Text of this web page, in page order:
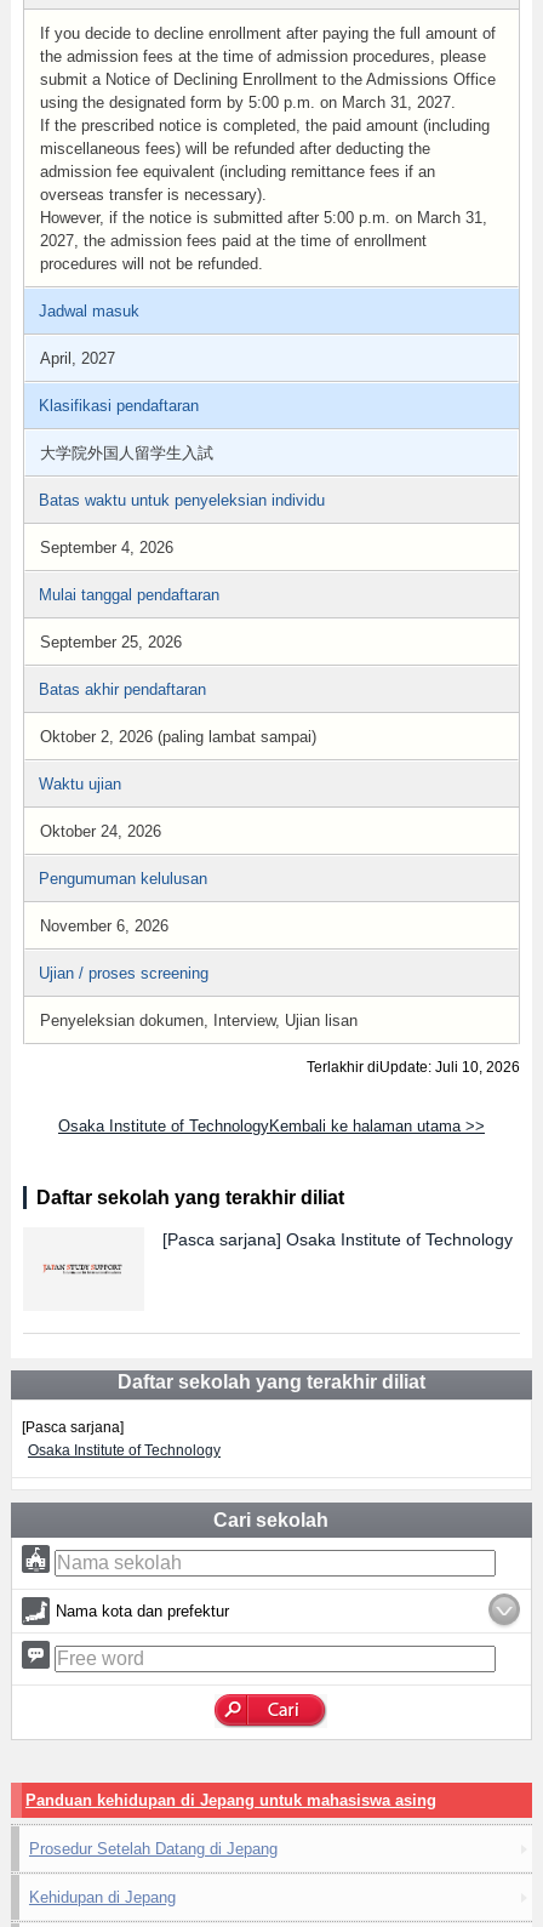
If you decide to decline enrollment after paying the full amount of
the admission fees at the time of admission procedures, please
submit a Notice of Declining Enrollment to the Admissions Office
using the designated form by 5:00 p.m. on March 31, 2027.
If the prescribed notice is completed, the paid amount (including
miscellaneous fees) will be refunded after deducting the
admission fee equivalent (including remittance fees if an
overseas transfer is necessary).
However, if the notice is submitted after 5:00 p.m. on March 31,
2027, the admission fees paid at the time of enrollment
procedures will not be refunded.
Jadwal masuk
April, 2027
Klasifikasi pendaftaran
大学院外国人留学生入試
Batas waktu untuk penyeleksian individu
September 4, 2026
Mulai tanggal pendaftaran
September 25, 2026
Batas akhir pendaftaran
Oktober 2, 2026 (paling lambat sampai)
Waktu ujian
Oktober 24, 2026
Pengumuman kelulusan
November 6, 2026
Ujian / proses screening
Penyeleksian dokumen, Interview, Ujian lisan
Terlakhir diUpdate: Juli 10, 2026
Osaka Institute of TechnologyKembali ke halaman utama >>
Daftar sekolah yang terakhir diliat
[Pasca sarjana] Osaka Institute of Technology
Daftar sekolah yang terakhir diliat
[Pasca sarjana]
Osaka Institute of Technology
Cari sekolah
Nama kota dan prefektur
Panduan kehidupan di Jepang untuk mahasiswa asing
Prosedur Setelah Datang di Jepang
Kehidupan di Jepang